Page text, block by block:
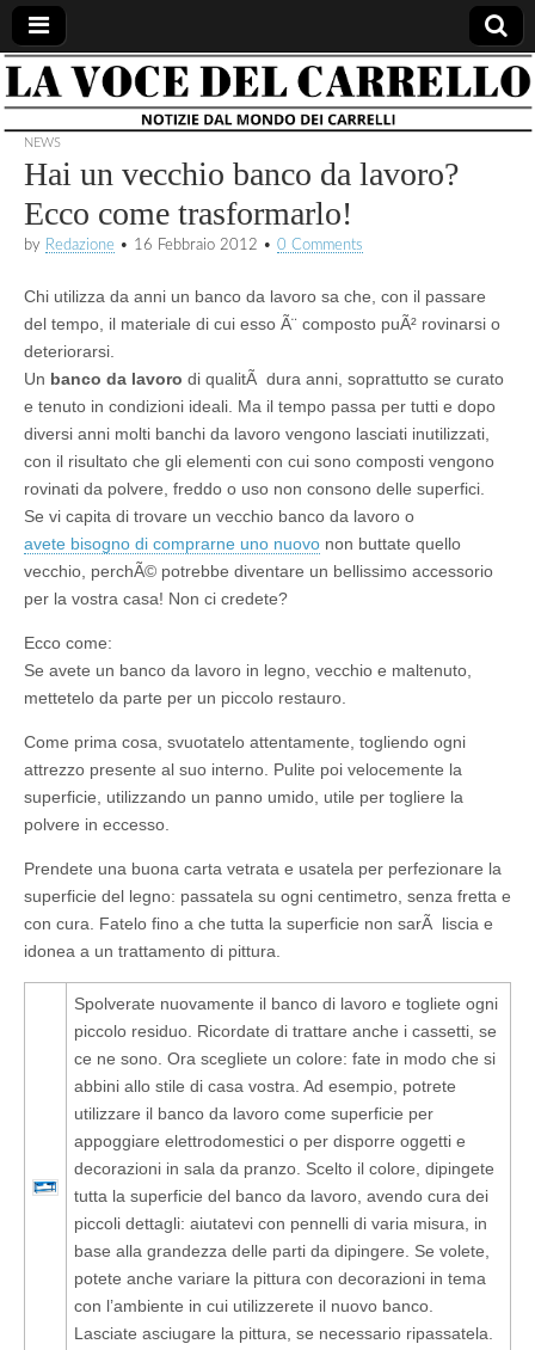
la voce
del
carrello
notizie
dal
mondo
carrelli
NEWS
Hai un vecchio banco da lavoro?
Ecco come trasformarlo!
by Redazione • 16 Febbraio 2012 • 0 Comments
Chi utilizza da anni un banco da lavoro sa che, con il passare
del tempo, il materiale di cui esso Ã¨ composto puÃ² rovinarsi o
deteriorarsi.
Un banco da lavoro di qualitÃ dura anni, soprattutto se curato
e tenuto in condizioni ideali. Ma il tempo passa per tutti e dopo
diversi anni molti banchi da lavoro vengono lasciati inutilizzati,
con il risultato che gli elementi con cui sono composti vengono
rovinati da polvere, freddo o uso non consono delle superfici.
Se vi capita di trovare un vecchio banco da lavoro o
avete bisogno di comprarne uno nuovo non buttate quello
vecchio, perchÃ© potrebbe diventare un bellissimo accessorio
per la vostra casa! Non ci credete?
Ecco come:
Se avete un banco da lavoro in legno, vecchio e maltenuto,
mettetelo da parte per un piccolo restauro.
Come prima cosa, svuotatelo attentamente, togliendo ogni
attrezzo presente al suo interno. Pulite poi velocemente la
superficie, utilizzando un panno umido, utile per togliere la
polvere in eccesso.
Prendete una buona carta vetrata e usatela per perfezionare la
superficie del legno: passatela su ogni centimetro, senza fretta e
con cura. Fatelo fino a che tutta la superficie non sarÃ liscia e
idonea a un trattamento di pittura.
Spolverate nuovamente il banco di lavoro e togliete ogni
piccolo residuo. Ricordate di trattare anche i cassetti, se
ce ne sono. Ora scegliete un colore: fate in modo che si
abbini allo stile di casa vostra. Ad esempio, potrete
utilizzare il banco da lavoro come superficie per
appoggiare elettrodomestici o per disporre oggetti e
decorazioni in sala da pranzo. Scelto il colore, dipingete
tutta la superficie del banco da lavoro, avendo cura dei
piccoli dettagli: aiutatevi con pennelli di varia misura, in
base alla grandezza delle parti da dipingere. Se volete,
potete anche variare la pittura con decorazioni in tema
con l’ambiente in cui utilizzerete il nuovo banco.
Lasciate asciugare la pittura, se necessario ripassatela.